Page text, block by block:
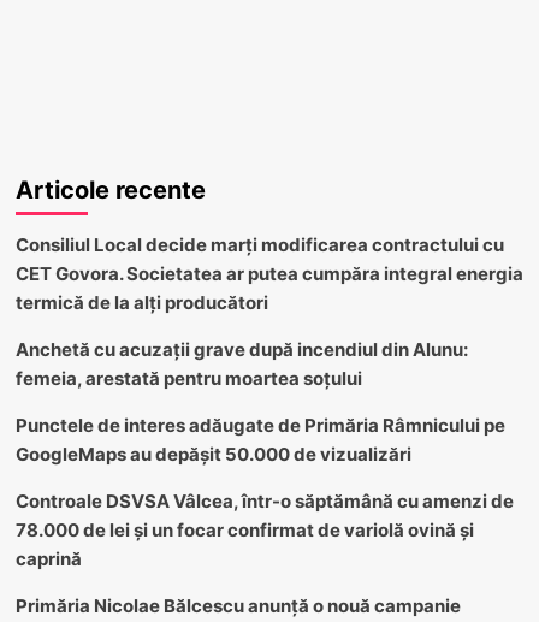
Articole recente
Consiliul Local decide marți modificarea contractului cu
CET Govora. Societatea ar putea cumpăra integral energia
termică de la alți producători
Anchetă cu acuzații grave după incendiul din Alunu:
femeia, arestată pentru moartea soțului
Punctele de interes adăugate de Primăria Râmnicului pe
GoogleMaps au depășit 50.000 de vizualizări
Controale DSVSA Vâlcea, într-o săptămână cu amenzi de
78.000 de lei și un focar confirmat de variolă ovină și
caprină
Primăria Nicolae Bălcescu anunță o nouă campanie